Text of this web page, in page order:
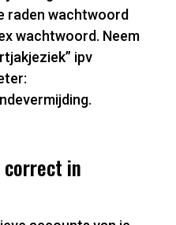
raden wachtwoord
wachtwoord. Neem
ipv
in